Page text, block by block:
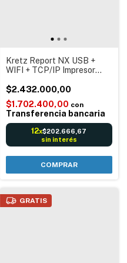
Kretz Report NX USB +
WIFI + TCP/IP Impresor
Balanza Digital electrónica
Código barras Reportes
Itegra
$2.432.000,00
$1.702.400,00 con
Transferencia bancaria
12x$202.666,67
sin interés
GRATIS